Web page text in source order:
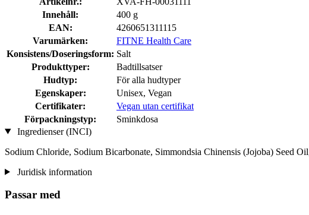
Innehåll:
400 g
EAN:
4260651311115
Varumärken:
FITNE Health Care
Konsistens/Doseringsform: Salt
Produkttyper:
Badtillsatser
Hudtyp:
För alla hudtyper
Egenskaper:
Unisex, Vegan
Certifikater:
Vegan utan certifikat
Förpackningstyp:
Sminkdosa
Ingredienser (INCI)
Sodium Chloride, Sodium Bicarbonate, Simmondsia Chinensis (Jojoba) Seed
Juridisk information
Passar med